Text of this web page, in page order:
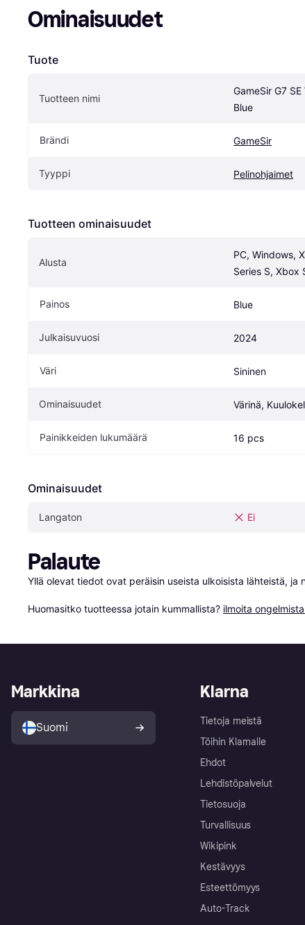
Ominaisuudet
Tuote
Tuotteen nimi
GameSir G7
Blue
Brändi GameSir
Tyyppi Pelinohjaimet
Tuotteen ominaisuudet
Alusta
PC, Windows,
Series S, Xbox
Painos Blue
Julkaisuvuosi 2024
Väri Sininen
Ominaisuudet Värinä,
Painikkeiden lukumäärä 16 pcs
Ominaisuudet
Langaton Ei
Palaute
Yllä olevat tiedot ovat peräisin useista ulkoisista lähteistä,
Huomasitko tuotteessa jotain kummallista? ilmoita
Klarna
Tietoja meistä
Töihin Klarnalle
Ehdot
Lehdistöpalvelut
Tietosuoja
Turvallisuus
Wikipink
Kestävyys
Esteettömyys
Auto-Track
Markkina
Suomi